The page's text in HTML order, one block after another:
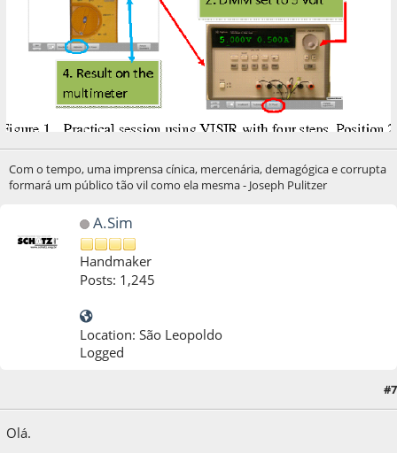
Com o tempo, uma imprensa cínica, mercenária, demagógica e corrupta
formará um público tão vil como ela mesma - Joseph Pulitzer
A.Sim
Handmaker
Posts: 1,245
Location: São Leopoldo
Logged
#7
Olá.